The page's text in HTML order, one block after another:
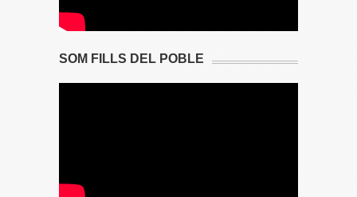
SOM FILLS DEL POBLE